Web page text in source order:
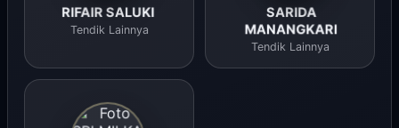
RIFAIR SALUKI
Tendik Lainnya
SARIDA
MANANGKARI
Tendik Lainnya